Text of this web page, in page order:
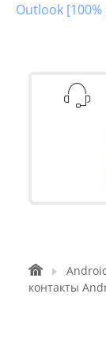
Outlook [100%
контакты